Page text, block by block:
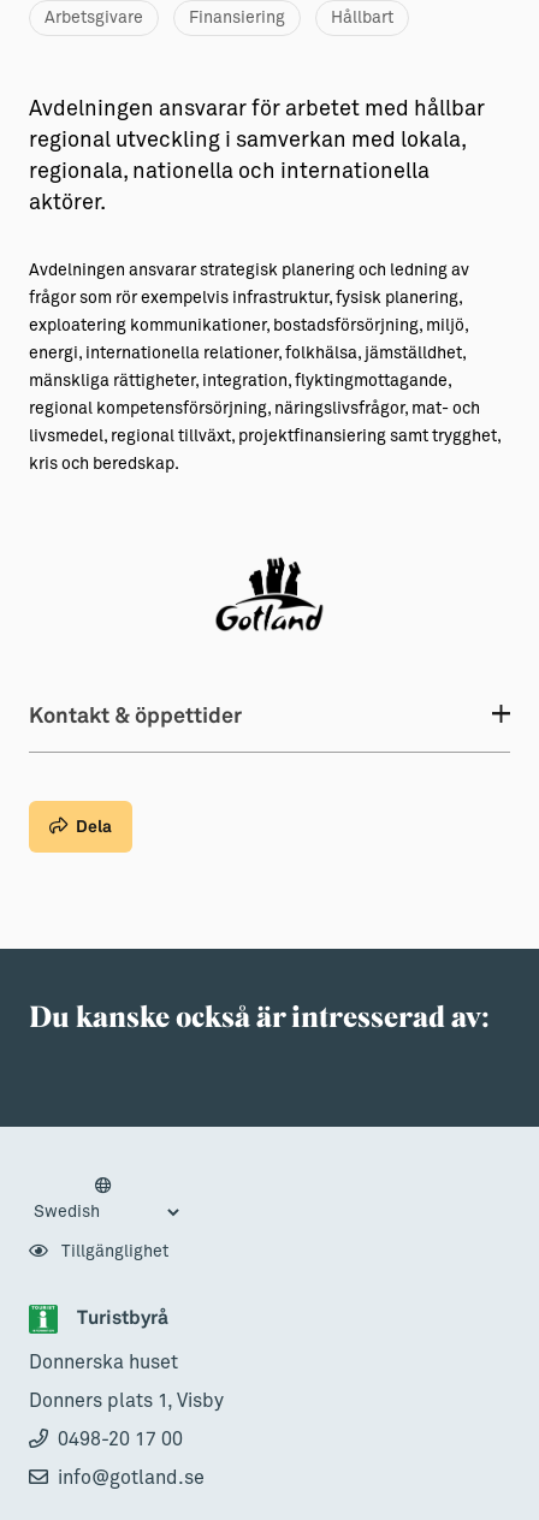
Aktiviteter
Möten & kongresser
Hansestaden världsarv
Almedalsveckan
Medeltidsveckan
Visby Centrum
→ Gutamål och gotländska
→ Hyra bostad
→ Köpa bostad
Allt om livet på Ön
→ Fritidsliv
→ Föreningsliv
→ Idrottsliv
→ Tonårsliv
Arbetsgivare Finansiering Hållbart
Avdelningen ansvarar för arbetet med hållbar
regional utveckling i samverkan med lokala,
regionala, nationella och internationella
aktörer.
Avdelningen ansvarar strategisk planering och ledning av
frågor som rör exempelvis infrastruktur, fysisk planering,
exploatering kommunikationer, bostadsförsörjning, miljö,
energi, internationella relationer, folkhälsa, jämställdhet,
mänskliga rättigheter, integration, flyktingmottagande,
regional kompetensförsörjning, näringslivsfrågor, mat- och
livsmedel, regional tillväxt, projektfinansiering samt trygghet,
kris och beredskap.
Kontakt & öppettider
Dela
Du kanske också är intresserad av:
Turistbyrå
Donnerska huset
Donners plats 1, Visby
0498-20 17 00
info@gotland.se
Tillgänglighet